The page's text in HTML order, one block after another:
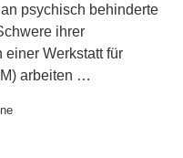
psychisch behinderte
ihrer
einer Werkstatt für
arbeiten …